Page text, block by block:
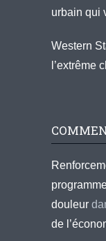
urbain qui
Western
l’extrême
douleur
de